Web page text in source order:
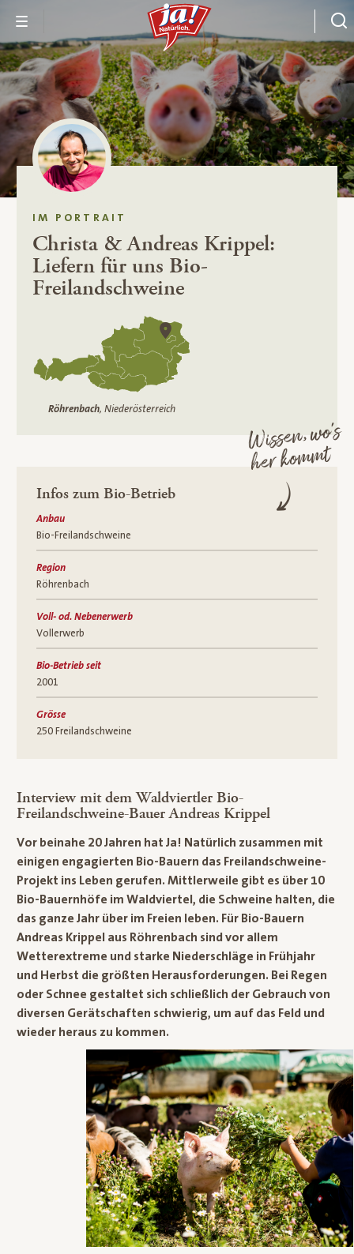
IM PORTRAIT
Christa & Andreas Krippel:
Liefern für uns Bio-
Freilandschweine
Röhrenbach, Niederösterreich
Wissen, wo’s
her kommt
Infos zum Bio-Betrieb
Anbau
Bio-Freilandschweine
Region
Röhrenbach
Voll- od. Nebenerwerb
Vollerwerb
Bio-Betrieb seit
2001
Grösse
250 Freilandschweine
Interview mit dem Waldviertler Bio-
Freilandschweine-Bauer Andreas Krippel
Vor beinahe 20 Jahren hat Ja! Natürlich zusammen mit
einigen engagierten Bio-Bauern das Freilandschweine-
Projekt ins Leben gerufen. Mittlerweile gibt es über 10
Bio-Bauernhöfe im Waldviertel, die Schweine halten, die
das ganze Jahr über im Freien leben. Für Bio-Bauern
Andreas Krippel aus Röhrenbach sind vor allem
Wetterextreme und starke Niederschläge in Frühjahr
und Herbst die größten Herausforderungen. Bei Regen
oder Schnee gestaltet sich schließlich der Gebrauch von
diversen Gerätschaften schwierig, um auf das Feld und
wieder heraus zu kommen.